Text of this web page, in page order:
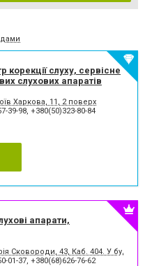
слуху, сервісне
слухових апаратів
Харкова, 11, 2 поверх
39-98, +380(50)323-80-84
апарати,
Сковороди, 43, Каб. 404. У
01-37, +380(68)626-76-62